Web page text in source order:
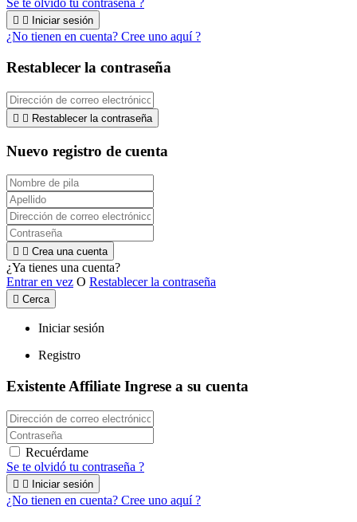
Se te olvidó tu contraseña ?
  Iniciar sesión
¿No tienen en cuenta? Cree uno aquí ?
Restablecer la contraseña
  Restablecer la contraseña
Nuevo registro de cuenta
  Crea una cuenta
¿Ya tienes una cuenta?
Entrar en vez O Restablecer la contraseña
 Cerca
Iniciar sesión
Registro
Existente Affiliate Ingrese a su cuenta
Recuérdame
Se te olvidó tu contraseña ?
  Iniciar sesión
¿No tienen en cuenta? Cree uno aquí ?